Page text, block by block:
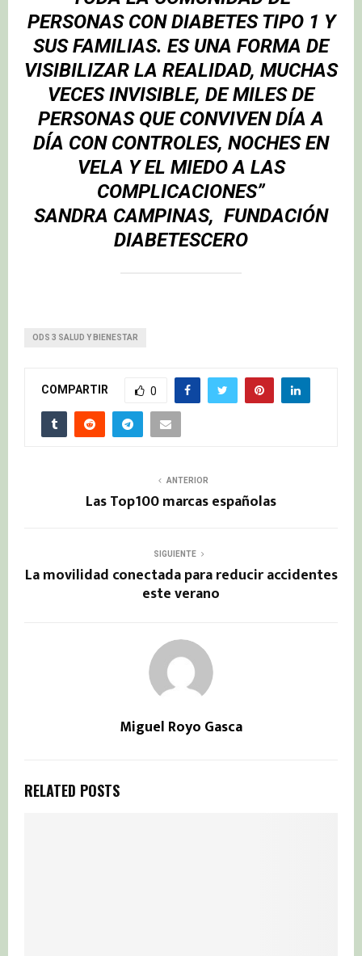
PERSONAS CON DIABETES TIPO 1 Y
SUS FAMILIAS. ES UNA FORMA DE
VISIBILIZAR LA REALIDAD, MUCHAS
VECES INVISIBLE, DE MILES DE
PERSONAS QUE CONVIVEN DÍA A
DÍA CON CONTROLES, NOCHES EN
VELA Y EL MIEDO A LAS
COMPLICACIONES”
SANDRA CAMPINAS, FUNDACIÓN
DIABETESCERO
ODS 3 SALUD Y BIENESTAR
COMPARTIR 0
ANTERIOR
Las Top100 marcas españolas
SIGUIENTE
La movilidad conectada para reducir accidentes
este verano
Miguel Royo Gasca
RELATED POSTS